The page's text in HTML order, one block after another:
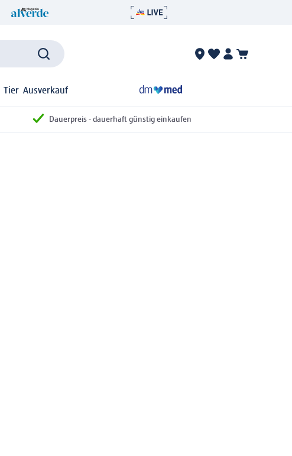
Tier Ausverkauf
Dauerpreis - dauerhaft günstig einkaufen